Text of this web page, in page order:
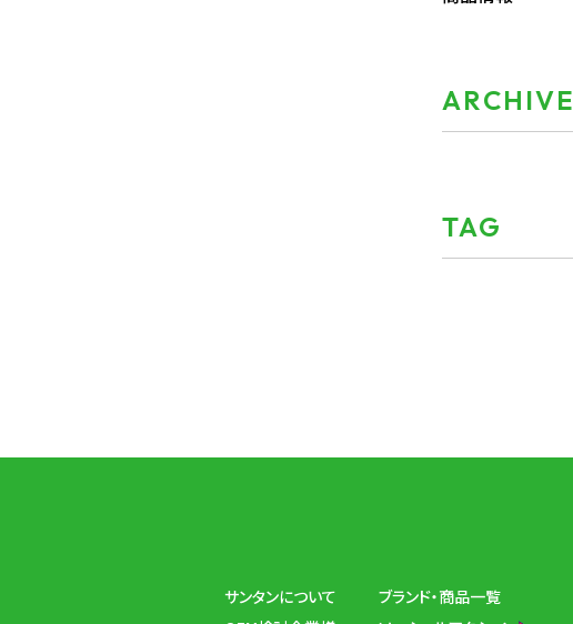
ARCHIVE
TAG
サンタンについて
ブランド・商品一覧